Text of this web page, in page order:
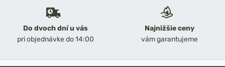
Do dvoch dní u vás
pri objednávke do 14:00
Najnižšie ceny
vám garantujeme